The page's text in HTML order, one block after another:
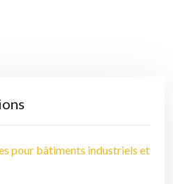
pour bâtiments industriels et